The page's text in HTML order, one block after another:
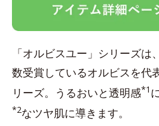
「オルビスユー」シリーズは
数受賞しているオルビスを代
リーズ。うるおいと透明感*1
*2なツヤ肌に導きます。